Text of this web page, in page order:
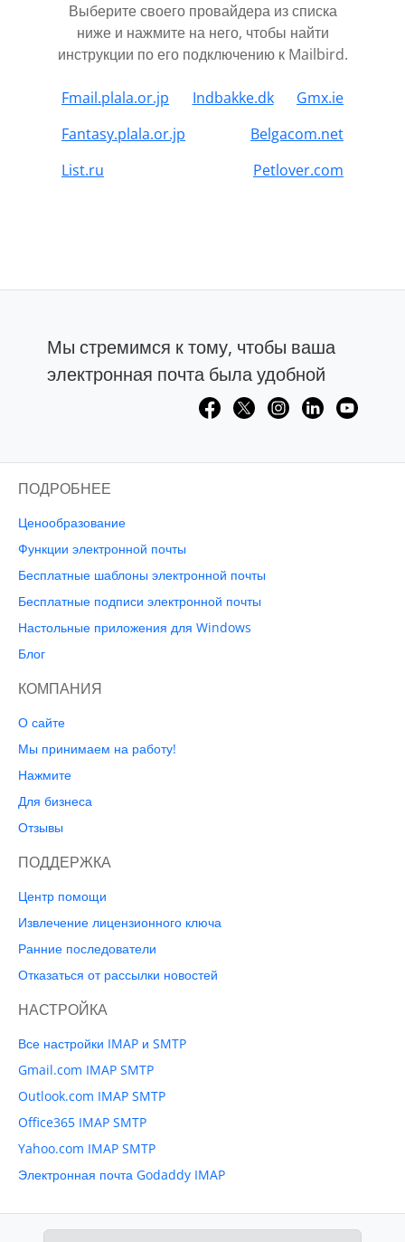
Выберите своего провайдера из списка
ниже и нажмите на него, чтобы найти
инструкции по его подключению к Mailbird.
Fmail.plala.or.jp Indbakke.dk
Gmx.ie
Fantasy.plala.or.jp
Belgacom.net
List.ru
Petlover.com
Мы стремимся к тому, чтобы ваша
электронная почта была удобной
ПОДРОБНЕЕ
Ценообразование
Функции электронной почты
Бесплатные шаблоны электронной почты
Бесплатные подписи электронной почты
Настольные приложения для Windows
Блог
КОМПАНИЯ
О сайте
Мы принимаем на работу!
Нажмите
Для бизнеса
Отзывы
ПОДДЕРЖКА
Центр помощи
Извлечение лицензионного ключа
Ранние последователи
Отказаться от рассылки новостей
НАСТРОЙКА
Все настройки IMAP и SMTP
Gmail.com IMAP SMTP
Outlook.com IMAP SMTP
Office365 IMAP SMTP
Yahoo.com IMAP SMTP
Электронная почта Godaddy IMAP